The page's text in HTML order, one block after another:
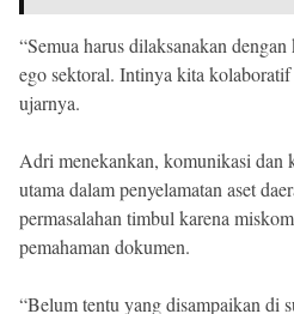
“Semua harus dilaksanakan
ego sektoral. Intinya kita
ujarnya.
Adri menekankan, komunikasi dan
utama dalam penyelamatan aset
permasalahan timbul karena
pemahaman dokumen.
“Belum tentu yang disampaikan di